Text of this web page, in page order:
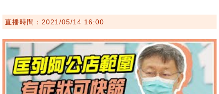
直播時間：2021/05/14 16:00